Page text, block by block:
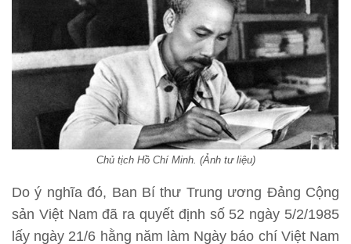
Chủ tịch Hồ Chí Minh. (Ảnh tư liệu)
Do ý nghĩa đó, Ban Bí thư Trung ương Đảng Cộng
sản Việt Nam đã ra quyết định số 52 ngày 5/2/1985
lấy ngày 21/6 hằng năm làm Ngày báo chí Việt Nam